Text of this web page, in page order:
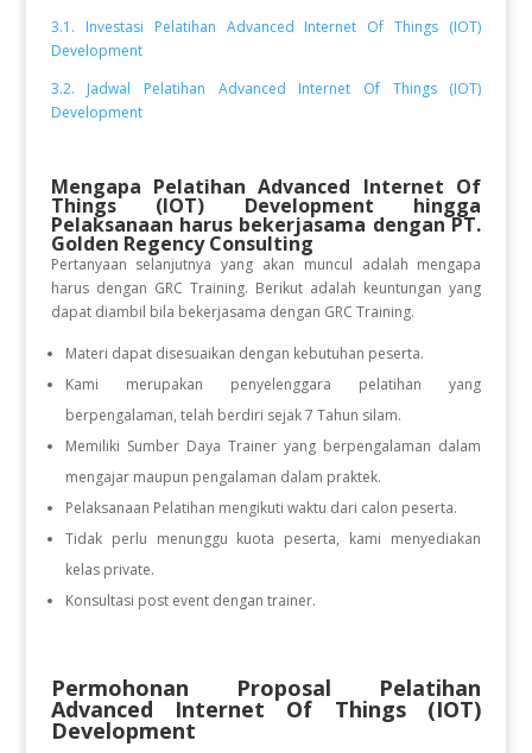
3.1. Investasi Pelatihan Advanced Internet Of Things (IOT)
Development
3.2. Jadwal Pelatihan Advanced Internet Of Things (IOT)
Development
Mengapa Pelatihan Advanced Internet Of
Things (IOT) Development hingga
Pelaksanaan harus bekerjasama dengan PT.
Golden Regency Consulting
Pertanyaan selanjutnya yang akan muncul adalah mengapa
harus dengan GRC Training. Berikut adalah keuntungan yang
dapat diambil bila bekerjasama dengan GRC Training.
Materi dapat disesuaikan dengan kebutuhan peserta.
Kami merupakan penyelenggara pelatihan yang
berpengalaman, telah berdiri sejak 7 Tahun silam.
Memiliki Sumber Daya Trainer yang berpengalaman dalam
mengajar maupun pengalaman dalam praktek.
Pelaksanaan Pelatihan mengikuti waktu dari calon peserta.
Tidak perlu menunggu kuota peserta, kami menyediakan
kelas private.
Konsultasi post event dengan trainer.
Permohonan Proposal Pelatihan
Advanced Internet Of Things (IOT)
Development